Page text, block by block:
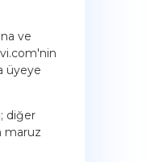
ve
üyeye
diğer
maruz